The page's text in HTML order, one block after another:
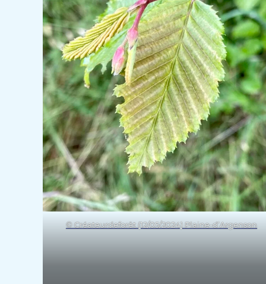
© Créateurdeforêt (12/05/2024) Plaine-d’Argenson